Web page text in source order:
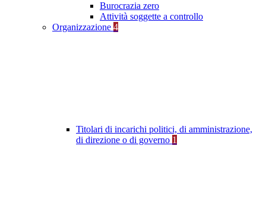
Burocrazia zero
Attività soggette a controllo
Organizzazione 4
Titolari di incarichi politici, di amministrazione,
di direzione o di governo 1